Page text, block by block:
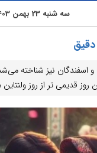
سه شنبه 23 بهمن 1403 - 11:18
اسفندگان نیز شناخته
روز قدیمی تر از روز